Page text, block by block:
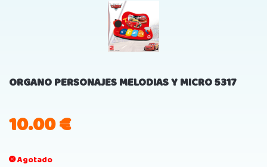
ORGANO PERSONAJES MELODIAS Y MICRO 5317
10.00€
Agotado